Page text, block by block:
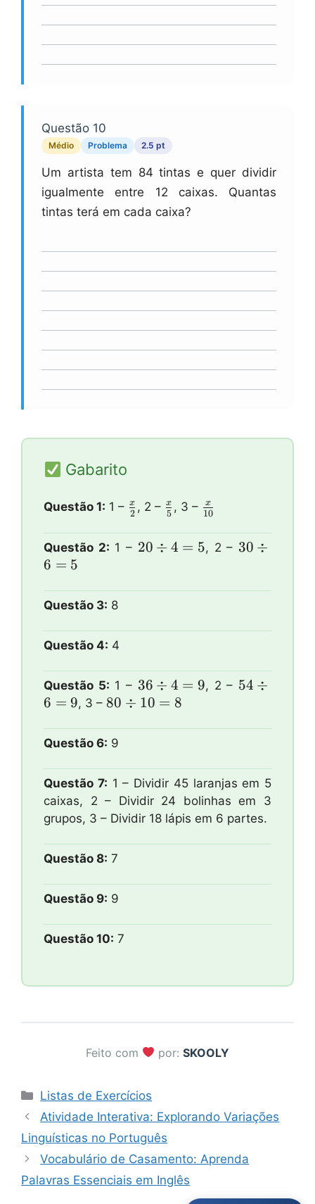
Questão 10
Médio Problema 2.5 pt
Um artista tem 84 tintas e quer dividir
igualmente entre 12 caixas. Quantas
tintas terá em cada caixa?
Gabarito
Questão 1: 1 – \\frac{x}
2
x , 2 – \\frac{x}
5
x , 3 – \\frac{x}
10
x
Questão 2: 1 – 20
20 ÷ 4 = 5, 2 – 30
30 ÷
6 = 5
Questão 3: 8
Questão 4: 4
Questão 5: 1 – 36
\\div
36 ÷ 4 = 9, 2 – 54
54 ÷
6 = 9, 3 – 80
10 =
8
80 ÷ 10 = 8
Questão 6: 9
Questão 7: 1 – Dividir 45 laranjas em 5
caixas, 2 – Dividir 24 bolinhas em 3
grupos, 3 – Dividir 18 lápis em 6 partes.
Questão 8: 7
Questão 9: 9
Questão 10: 7
Feito com por:SKOOLY
Categorias
Listas de Exercícios
Atividade Interativa: Explorando Variações
Linguísticas no Português
Vocabulário de Casamento: Aprenda
Palavras Essenciais em Inglês